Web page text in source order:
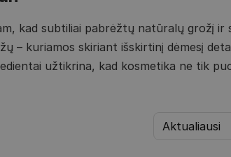
kad subtiliai pabrėžtų natūralų grožį ir
– kuriamos skiriant išskirtinį dėmesį
užtikrina, kad kosmetika ne tik